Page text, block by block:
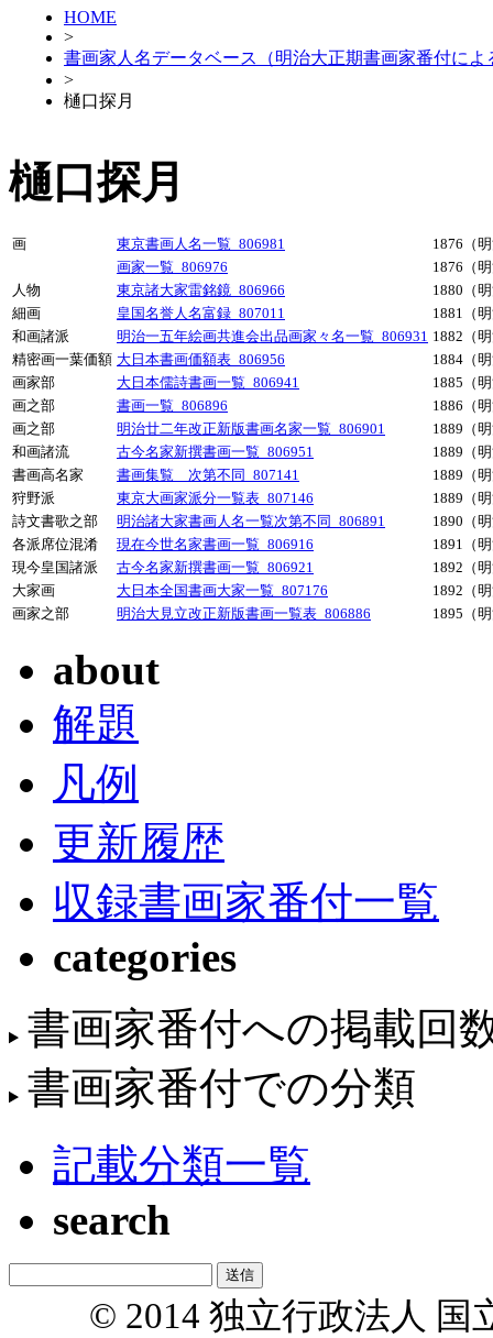
HOME
>
書画家人名データベース（明治大正期書画家番付によ
>
樋口探月
樋口探月
画 東京書画人名一覧_806981
1876（
画家一覧_806976
1876（
人物
東京諸大家雷銘鏡_806966
1880（
細画
皇国名誉人名富録_807011
1881（
和画諸派
明治一五年絵画共進会出品画家々名一覧_806931 1882（
精密画一葉価額 大日本書画価額表_806956
1884（
画家部
大日本儒詩書画一覧_806941
1885（
画之部
書画一覧_806896
1886（
画之部
明治廿二年改正新版書画名家一覧_806901
1889（
和画諸流
古今名家新撰書画一覧_806951
1889（
書画高名家
書画集覧 次第不同_807141
1889（
狩野派
東京大画家派分一覧表_807146
1889（
詩文書歌之部
明治諸大家書画人名一覧次第不同_806891
1890（
各派席位混淆
現在今世名家書画一覧_806916
1891（
現今皇国諸派
古今名家新撰書画一覧_806921
1892（
大家画
大日本全国書画大家一覧_807176
1892（
画家之部
明治大見立改正新版書画一覧表_806886 1895（
about
解題
凡例
更新履歴
収録書画家番付一覧
categories
書画家番付への掲載回
書画家番付での分類
記載分類一覧
search
© 2014 独立行政法人 国